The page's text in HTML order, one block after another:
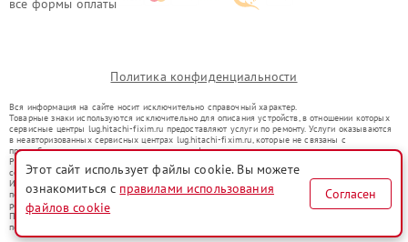
все формы оплаты
Политика конфиденциальности
Вся информация на сайте носит исключительно справочный характер.
Товарные знаки используются исключительно для описания устройств, в отношении которых
сервисные центры lug.hitachi-fixim.ru предоставляют услуги по ремонту. Услуги оказываются
в неавторизованных сервисных центрах lug.hitachi-fixim.ru, которые не связаны с
правообладателями товарных знаков или их официальными представителями.
Ремонт осуществляется для устройств, уже введенных в гражданский оборот в соответствии
со статьей 1487 ГК РФ.
Использование товарных знаков не преследует цели индивидуализации услуг или введения
потребителей в заблуждение, а служит для информирования о предоставляемых услугах по
ремонту техники указанных брендов.
Представленная на сайте информация не является публичной офертой, определяемой
положениями Статьи 437(2) Гражданского кодекса РФ
Этот сайт использует файлы cookie. Вы можете
ознакомиться с правилами использования
файлов cookie
Согласен